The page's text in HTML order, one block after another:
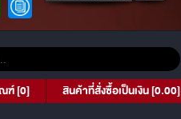
สินค้าที่สั่งซื้อเป็นเงิน [0.00]
ฑ์ [0]